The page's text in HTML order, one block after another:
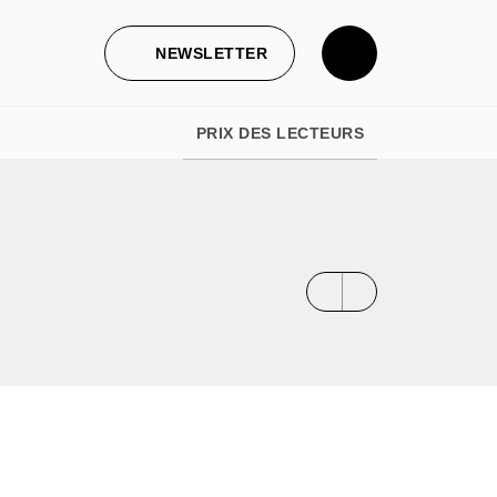
NEWSLETTER
PRIX DES LECTEURS